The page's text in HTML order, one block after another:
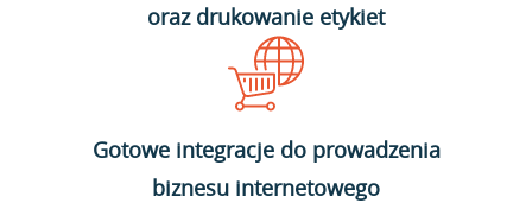
oraz drukowanie etykiet
Gotowe integracje do prowadzenia
biznesu internetowego